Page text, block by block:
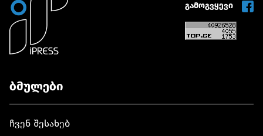
გამოგვყევი
ბმულები
ჩვენ შესახებ